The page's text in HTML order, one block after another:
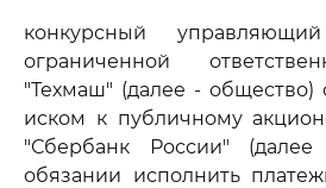
конкурсный
ограниченной
"Техмаш" (далее - общество)
иском к публичному
"Сбербанк России"
обязании исполнить